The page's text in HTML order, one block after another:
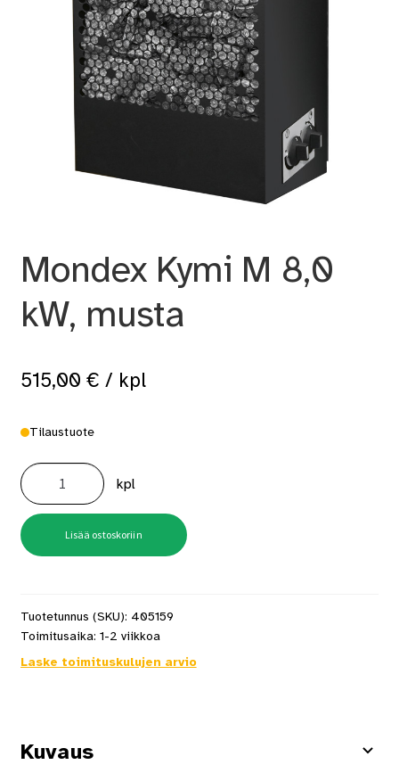
Mondex Kymi M 8,0
kW, musta
515,00 € / kpl
Tilaustuote
Mondex
Kymi
M
8,0
kW,
musta
määrä
kpl
Lisää ostoskoriin
Tuotetunnus (SKU): 405159
Toimitusaika: 1-2 viikkoa
Laske toimituskulujen arvio
Kuvaus